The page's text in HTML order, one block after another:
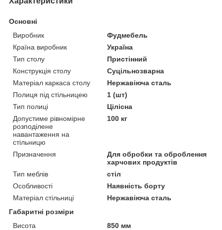
Основні
Виробник
Фудмебель
Країна виробник
Україна
Тип столу
Пристінний
Конструкція столу
Суцільнозварна
Матеріал каркаса столу
Нержавіюча сталь
Полиця під стільницею
1 (шт)
Тип полиці
Цілісна
Допустиме рівномірне
розподілене
навантаження на
стільницю
100 кг
Призначення
Для обробки та оброблення
харчових продуктів
Тип меблів
стіл
Особливості
Наявність борту
Матеріал стільниці
Нержавіюча сталь
Габаритні розміри
Висота
850 мм